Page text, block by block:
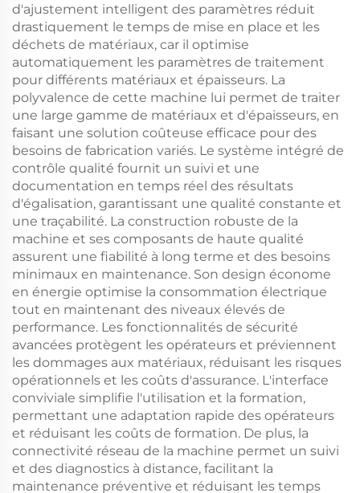
d'ajustement intelligent des paramètres réduit
drastiquement le temps de mise en place et les
déchets de matériaux, car il optimise
automatiquement les paramètres de traitement
pour différents matériaux et épaisseurs. La
polyvalence de cette machine lui permet de traiter
une large gamme de matériaux et d'épaisseurs, en
faisant une solution coûteuse efficace pour des
besoins de fabrication variés. Le système intégré de
contrôle qualité fournit un suivi et une
documentation en temps réel des résultats
d'égalisation, garantissant une qualité constante et
une traçabilité. La construction robuste de la
machine et ses composants de haute qualité
assurent une fiabilité à long terme et des besoins
minimaux en maintenance. Son design économe
en énergie optimise la consommation électrique
tout en maintenant des niveaux élevés de
performance. Les fonctionnalités de sécurité
avancées protègent les opérateurs et préviennent
les dommages aux matériaux, réduisant les risques
opérationnels et les coûts d'assurance. L'interface
conviviale simplifie l'utilisation et la formation,
permettant une adaptation rapide des opérateurs
et réduisant les coûts de formation. De plus, la
connectivité réseau de la machine permet un suivi
et des diagnostics à distance, facilitant la
maintenance préventive et réduisant les temps